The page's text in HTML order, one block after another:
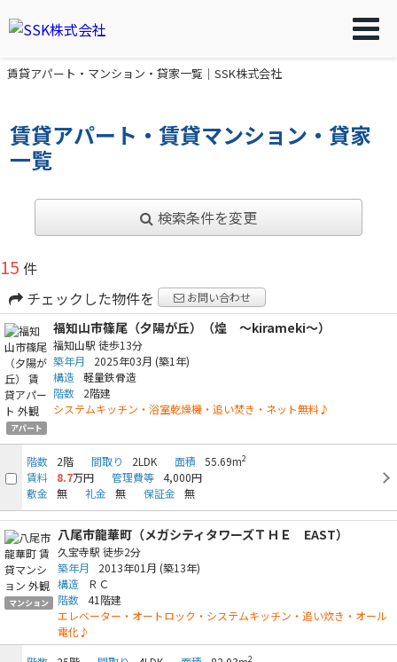
賃貸アパート・マンション・貸家一覧｜SSK株式会社
賃貸アパート・賃貸マンション・貸家
一覧
検索条件を変更
15 件
チェックした物件を
お問い合わせ
アパート
福知山市篠尾（夕陽が丘）（煌 ～kirameki～）
福知山駅 徒歩13分
築年月
2025年03月 (築1年)
構造 軽量鉄骨造
階数
2階建
システムキッチン・浴室乾燥機・追い焚き・ネット無料♪
階数 2階 間取り 2LDK 面積 55.69m2
賃料 8.7万円 管理費等 4,000円
敷金
無 礼金 無 保証金 無
マンション
八尾市龍華町（メガシティタワーズＴＨＥ EAST）
久宝寺駅 徒歩2分
築年月
2013年01月 (築13年)
構造
ＲＣ
階数 41階建
エレベーター・オートロック・システムキッチン・追い炊き・オール
電化♪
2